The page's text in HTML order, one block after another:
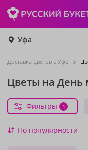
Уфа
Доставка цветов в Уфе
Цветы на День
Фильтры 1
По популярности